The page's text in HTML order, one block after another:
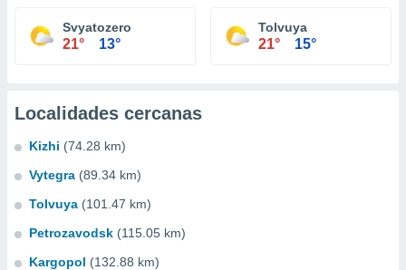
Svyatozero
21° 13°
Tolvuya
21° 15°
Localidades cercanas
Kizhi (74.28 km)
Vytegra (89.34 km)
Tolvuya (101.47 km)
Petrozavodsk (115.05 km)
Kargopol (132.88 km)